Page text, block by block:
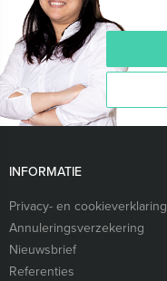
INFORMATIE
Privacy- en cookieverklaring
Annuleringsverzekering
Nieuwsbrief
Referenties